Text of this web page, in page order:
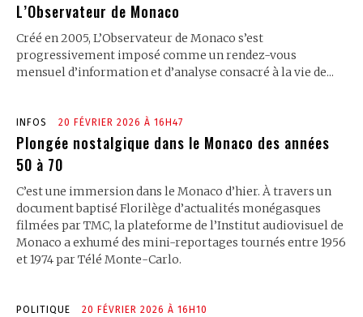
L’Observateur de Monaco
Créé en 2005, L’Observateur de Monaco s’est
progressivement imposé comme un rendez-vous
mensuel d’information et d’analyse consacré à la vie de...
INFOS 20 FÉVRIER 2026 À 16H47
Plongée nostalgique dans le Monaco des années
50 à 70
C’est une immersion dans le Monaco d’hier. À travers un
document baptisé Florilège d’actualités monégasques
filmées par TMC, la plateforme de l’Institut audiovisuel de
Monaco a exhumé des mini-reportages tournés entre 1956
et 1974 par Télé Monte-Carlo.
POLITIQUE 20 FÉVRIER 2026 À 16H10